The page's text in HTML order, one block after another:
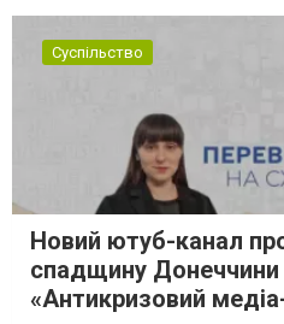
Суспільство
Новий ютуб-канал
спадщину Донеччини
«Антикризовий